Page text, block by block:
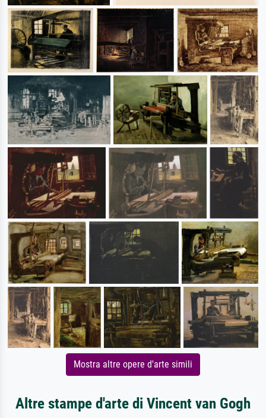
Mostra altre opere d'arte simili
Altre stampe d'arte di Vincent van Gogh